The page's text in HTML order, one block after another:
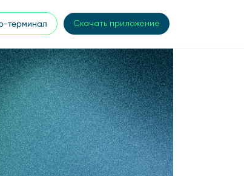
терминал Скачать приложение